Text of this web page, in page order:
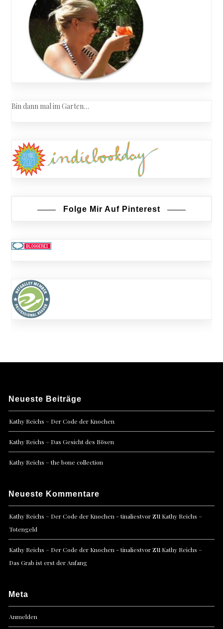
Bin dann mal im Garten…
Folge Mir Auf Pinterest
Neueste Beiträge
Kathy Reichs – Der Code der Knochen
Kathy Reichs – Das Gesicht des Bösen
Kathy Reichs – the bone collection
Neueste Kommentare
Kathy Reichs – Der Code der Knochen - tinaliestvorzu Kathy Reichs –
Totengeld
Kathy Reichs – Der Code der Knochen - tinaliestvorzu Kathy Reichs –
Das Grab ist erst der Anfang
Meta
Anmelden